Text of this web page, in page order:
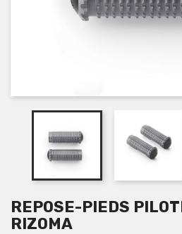
REPOSE-PIEDS
RIZOMA